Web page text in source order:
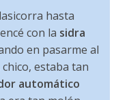
hasta
con la sidra
en pasarme al
estaba tan
automático